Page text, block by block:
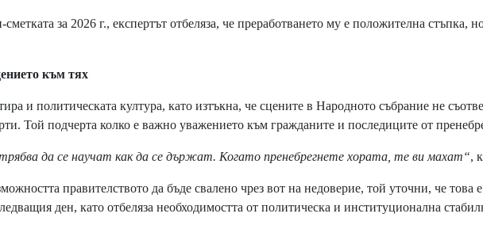
за 2026 г., експертът отбеляза, че преработването му е положителна стъпка,
към тях
и политическата култура, като изтъкна, че сцените в Народното събрание не
Той подчерта колко е важно уважението към гражданите и последиците от
да се научат как да се държат. Когато пренебрегнете хората, те ви махат“,
правителството да бъде свалено чрез вот на недоверие, той уточни, че това е
ден, като отбеляза необходимостта от политическа и институционална